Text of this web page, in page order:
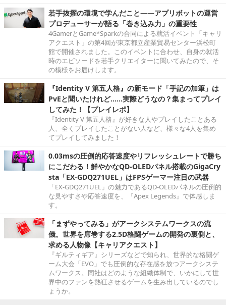
若手抜擢の環境で学んだこと――アプリボットの運営
プロデューサーが語る「巻き込み力」の重要性
4GamerとGame*Sparkの合同による就活イベント「キャリ
アクエスト」の第4回が東京都立産業貿易センター浜松町
館で開催されました。このイベントに合わせ、自身の就活
時のエピソードを若手クリエイターに聞いてみたので、そ
の模様をお届けします。
『Identity V 第五人格』の新モード「手記の加筆」は
PvEと聞いたけれど……実際どうなの？集まってプレイ
してみた！【プレイレポ】
『Identity V 第五人格』が好きな人やプレイしたことある
人、全くプレイしたことがない人など、様々な4人を集め
てプレイしてみました！
0.03msの圧倒的応答速度やリフレッシュレートで勝ち
にこだわる！鮮やかなQD-OLEDパネル搭載のGigaCry
sta「EX-GDQ271UEL」はFPSゲーマー注目の武器
「EX-GDQ271UEL」の魅力であるQD-OLEDパネルの圧倒的
な見やすさや応答速度を、『Apex Legends』で体感しま
す。
「まずやってみる」がアークシステムワークスの流
儀。世界を席巻する2.5D格闘ゲームの開発の裏側と、
求める人物像【キャリアクエスト】
『ギルティギア』シリーズなどで知られ、世界的な格闘ゲ
ーム大会「EVO」でも圧倒的な存在感を放つアークシステ
ムワークス。同社はどのような組織体制で、いかにして世
界中のファンを熱狂させるゲームを生み出しているのでし
ょうか。